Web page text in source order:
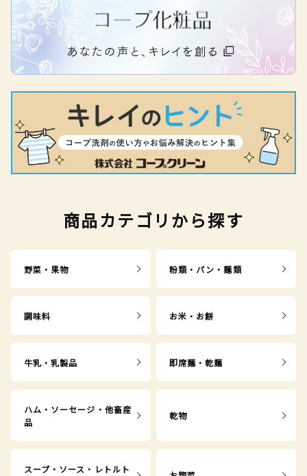
商品カテゴリから探す
野菜・果物 粉類・パン・麺類
調味料 お米・お餅
牛乳・乳製品 即席麺・乾麺
ハム・ソーセージ・他畜産
品
乾物
スープ・ソース・レトルト